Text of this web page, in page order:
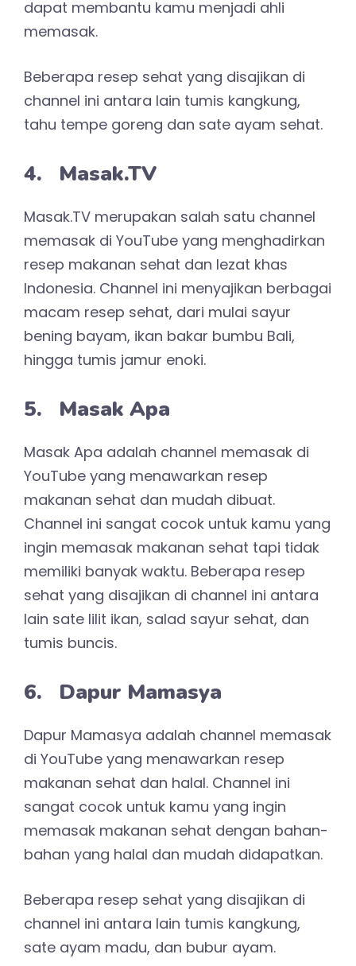
dapat membantu kamu menjadi ahli
memasak.
Beberapa resep sehat yang disajikan di
channel ini antara lain tumis kangkung,
tahu tempe goreng dan sate ayam sehat.
4. Masak.TV
Masak.TV merupakan salah satu channel
memasak di YouTube yang menghadirkan
resep makanan sehat dan lezat khas
Indonesia. Channel ini menyajikan berbagai
macam resep sehat, dari mulai sayur
bening bayam, ikan bakar bumbu Bali,
hingga tumis jamur enoki.
5. Masak Apa
Masak Apa adalah channel memasak di
YouTube yang menawarkan resep
makanan sehat dan mudah dibuat.
Channel ini sangat cocok untuk kamu yang
ingin memasak makanan sehat tapi tidak
memiliki banyak waktu. Beberapa resep
sehat yang disajikan di channel ini antara
lain sate lilit ikan, salad sayur sehat, dan
tumis buncis.
6. Dapur Mamasya
Dapur Mamasya adalah channel memasak
di YouTube yang menawarkan resep
makanan sehat dan halal. Channel ini
sangat cocok untuk kamu yang ingin
memasak makanan sehat dengan bahan-
bahan yang halal dan mudah didapatkan.
Beberapa resep sehat yang disajikan di
channel ini antara lain tumis kangkung,
sate ayam madu, dan bubur ayam.